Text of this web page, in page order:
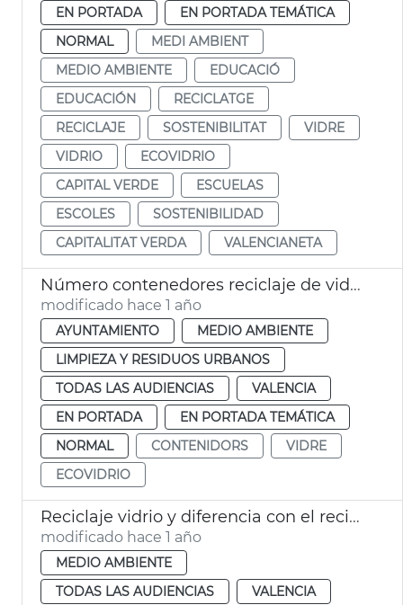
EN PORTADA
EN PORTADA TEMÁTICA
NORMAL
MEDI AMBIENT
MEDIO AMBIENTE
EDUCACIÓ
EDUCACIÓN
RECICLATGE
RECICLAJE
SOSTENIBILITAT
VIDRE
VIDRIO
ECOVIDRIO
CAPITAL VERDE
ESCUELAS
ESCOLES
SOSTENIBILIDAD
CAPITALITAT VERDA
VALENCIANETA
Número contenedores reciclaje de vidrio
modificado hace 1 año
AYUNTAMIENTO
MEDIO AMBIENTE
LIMPIEZA Y RESIDUOS URBANOS
TODAS LAS AUDIENCIAS
VALENCIA
EN PORTADA
EN PORTADA TEMÁTICA
NORMAL
CONTENIDORS
VIDRE
ECOVIDRIO
Reciclaje vidrio y diferencia con el reciclaje cristal
modificado hace 1 año
MEDIO AMBIENTE
TODAS LAS AUDIENCIAS
VALENCIA